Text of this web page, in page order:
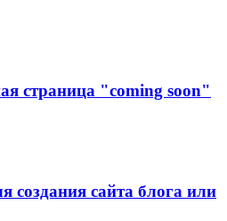
страница "coming soon"
создания сайта блога или